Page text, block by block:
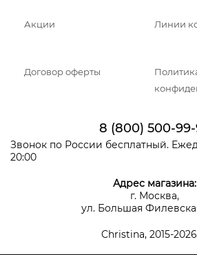
Акции Линии
Договор оферты
8 (800) 500-
Звонок по России бесплатный.
20:00
Адрес магазина:
г. Москва,
ул. Большая
Christina, 2015-